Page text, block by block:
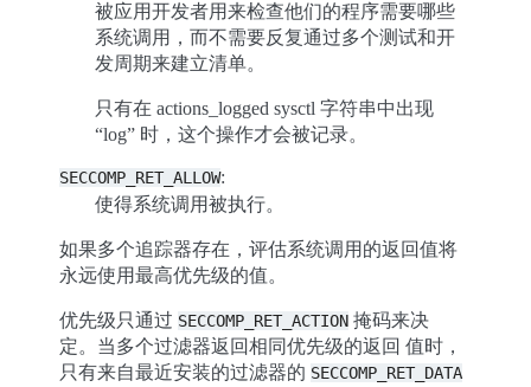
被应用开发者用来检查他们的程序需要哪些
系统调用，而不需要反复通过多个测试和开
发周期来建立清单。
只有在 actions_logged sysctl 字符串中出现
“log” 时，这个操作才会被记录。
SECCOMP_RET_ALLOW:
使得系统调用被执行。
如果多个追踪器存在，评估系统调用的返回值将
永远使用最高优先级的值。
优先级只通过 SECCOMP_RET_ACTION 掩码来决
定。当多个过滤器返回相同优先级的返回 值时，
只有来自最近安装的过滤器的 SECCOMP_RET_DATA